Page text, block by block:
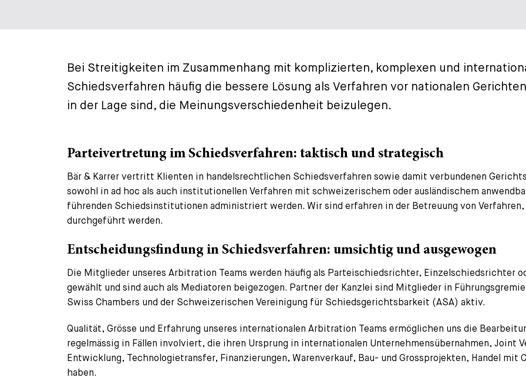
Bei Streitigkeiten im Zusammenhang mit komplizierten, komplexen und
Schiedsverfahren häufig die bessere Lösung als Verfahren vor nationalen
in der Lage sind, die Meinungsverschiedenheit beizulegen.
Parteivertretung im Schiedsverfahren: taktisch und strategisch
Bär & Karrer vertritt Klienten in handelsrechtlichen Schiedsverfahren sowie damit verbundenen
sowohl in ad hoc als auch institutionellen Verfahren mit schweizerischem oder ausländischem
führenden Schiedsinstitutionen administriert werden. Wir sind erfahren in der Betreuung von
durchgeführt werden.
Entscheidungsfindung in Schiedsverfahren: umsichtig und ausgewogen
Die Mitglieder unseres Arbitration Teams werden häufig als Parteischiedsrichter, Einzelschiedsrichter
gewählt und sind auch als Mediatoren beigezogen. Partner der Kanzlei sind Mitglieder in
Swiss Chambers und der Schweizerischen Vereinigung für Schiedsgerichtsbarkeit (ASA) aktiv.
Qualität, Grösse und Erfahrung unseres internationalen Arbitration Teams ermöglichen uns die
regelmässig in Fällen involviert, die ihren Ursprung in internationalen Unternehmensübernahmen, Joint
Entwicklung, Technologietransfer, Finanzierungen, Warenverkauf, Bau- und Grossprojekten, Handel mit
haben.